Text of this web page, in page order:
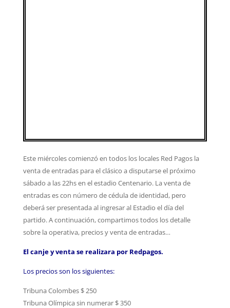
Este miércoles comienzó en todos los locales Red Pagos la
venta de entradas para el clásico a disputarse el próximo
sábado a las 22hs en el estadio Centenario. La venta de
entradas es con número de cédula de identidad, pero
deberá ser presentada al ingresar al Estadio el día del
partido. A continuación, compartimos todos los detalle
sobre la operativa, precios y venta de entradas…
El canje y venta se realizara por Redpagos.
Los precios son los siguientes:
Tribuna Colombes $ 250
Tribuna Olímpica sin numerar $ 350